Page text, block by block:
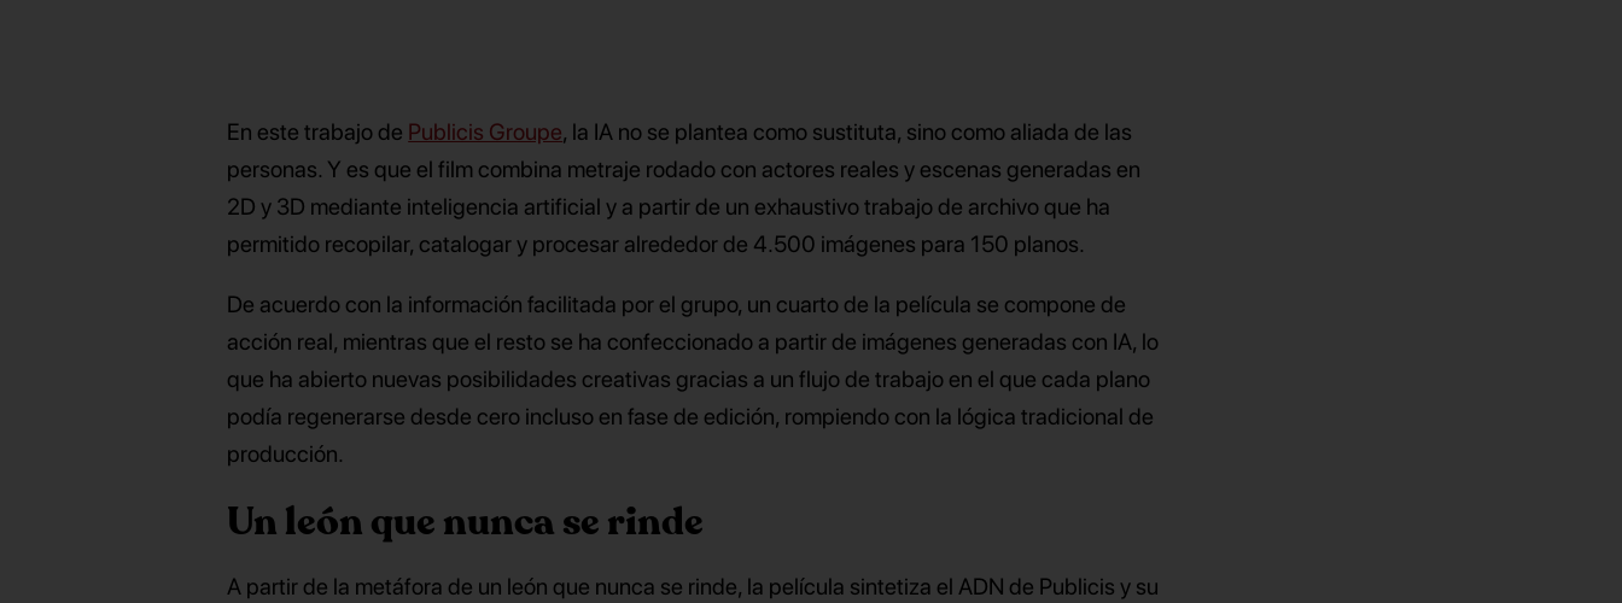
En este trabajo de Publicis Groupe, la IA no se plantea como sustituta, sino como aliada de las
personas. Y es que el film combina metraje rodado con actores reales y escenas generadas en
2D y 3D mediante inteligencia artificial y a partir de un exhaustivo trabajo de archivo que ha
permitido recopilar, catalogar y procesar alrededor de 4.500 imágenes para 150 planos.
De acuerdo con la información facilitada por el grupo, un cuarto de la película se compone de
acción real, mientras que el resto se ha confeccionado a partir de imágenes generadas con IA, lo
que ha abierto nuevas posibilidades creativas gracias a un flujo de trabajo en el que cada plano
podía regenerarse desde cero incluso en fase de edición, rompiendo con la lógica tradicional de
producción.
Un león que nunca se rinde
A partir de la metáfora de un león que nunca se rinde, la película sintetiza el ADN de Publicis y su